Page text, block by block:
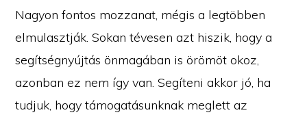
Nagyon fontos mozzanat, mégis a legtöbben
elmulasztják. Sokan tévesen azt hiszik, hogy a
segítségnyújtás önmagában is örömöt okoz,
azonban ez nem így van. Segíteni akkor jó, ha
tudjuk, hogy támogatásunknak meglett az